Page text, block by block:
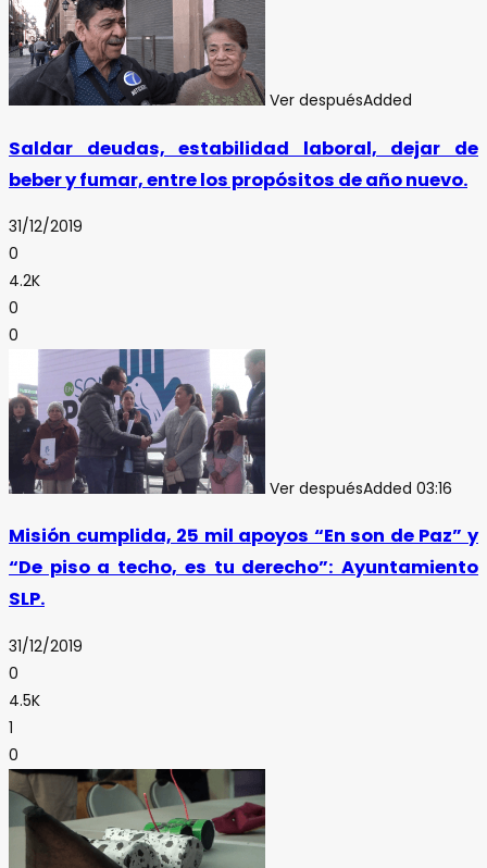
Ver despuésAdded
Saldar deudas, estabilidad laboral, dejar de
beber y fumar, entre los propósitos de año nuevo.
31/12/2019
0
4.2K
0
0
Ver despuésAdded 03:16
Misión cumplida, 25 mil apoyos “En son de Paz” y
“De piso a techo, es tu derecho”: Ayuntamiento
SLP.
31/12/2019
0
4.5K
1
0